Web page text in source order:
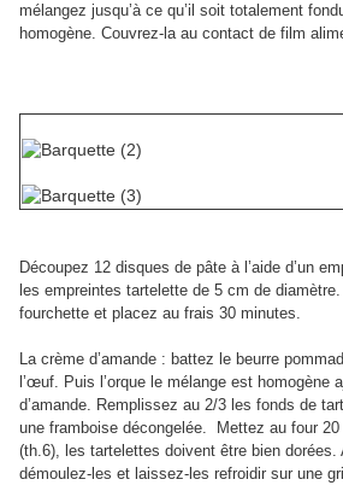
mélangez jusqu’à ce qu’il soit totalement
homogène. Couvrez-la au contact de film
Découpez 12 disques de pâte à l’aide d’un
les empreintes tartelette de 5 cm de
fourchette et placez au frais 30 minutes.
La crème d’amande : battez le beurre
l’œuf. Puis l’orque le mélange est homogène
d’amande. Remplissez au 2/3 les fonds de
une framboise décongelée.
Mettez au four
(th.6), les tartelettes doivent être bien
démoulez-les et laissez-les refroidir sur une